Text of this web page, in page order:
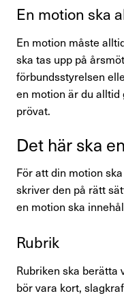
En motion ska
En motion måste
ska tas upp på
förbundsstyrelsen
en motion är du
prövat.
Det här ska
För att din motion
skriver den på rätt
en motion ska
Rubrik
Rubriken ska berätta
bör vara kort,